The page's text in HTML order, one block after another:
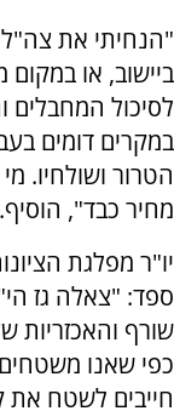
"הנחיתי את צה"ל
ביישוב, או
לסיכול המחבלים
במקרים דומים
הטרור ושולחיו.
מחיר כבד", הוסיף.
יו"ר מפלגת
ספד: "צאלה גז
שורף והאכזריות
כפי שאנו
חייבים לשטח את